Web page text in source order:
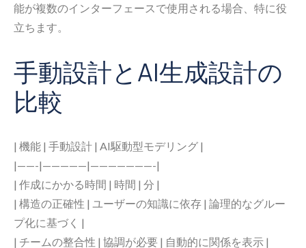
能が複数のインターフェースで使用される場合、特に役
立ちます。
手動設計とAI生成設計の
比較
| 機能 | 手動設計 | AI駆動型モデリング |
|——-|—————|———————-|
| 作成にかかる時間 | 時間 | 分 |
| 構造の正確性 | ユーザーの知識に依存 | 論理的なグルー
プ化に基づく |
| チームの整合性 | 協調が必要 | 自動的に関係を表示 |